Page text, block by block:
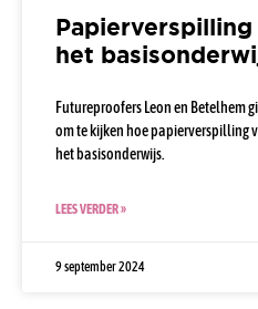
het
Futureproofers Leon en Betelhem
om te kijken hoe papierverspilling
het basisonderwijs.
LEES VERDER »
9 september 2024